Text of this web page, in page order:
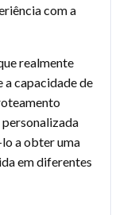
com a
realmente
capacidade de
a obter uma
em diferentes